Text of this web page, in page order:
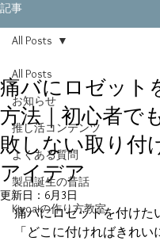
記事
All Posts
お知らせ
推し活コンテンツ
よくある質問
製品誕生の昔話
Kiyoaiの作り方教室
All Posts
痛バにロゼット
方法｜初心者で
敗しない取り付
アイデア
更新日： 6月3日
痛バにロゼットを付けた
「どこに付ければきれい